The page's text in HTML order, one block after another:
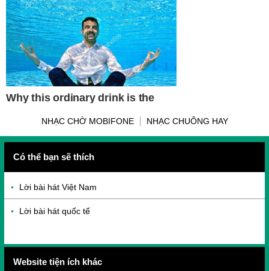
NHẠC CHỜ MOBIFONE NHẠC CHUÔNG HAY
Có thể bạn sẽ thích
Lời bài hát Việt Nam
Lời bài hát quốc tế
Website tiện ích khác